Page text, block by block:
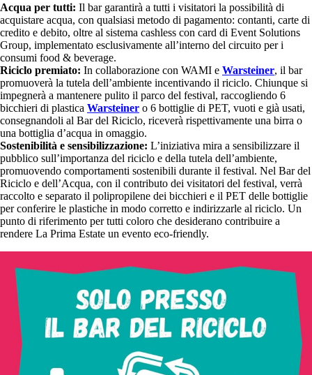
Acqua per tutti: Il bar garantirà a tutti i visitatori la possibilità di
acquistare acqua, con qualsiasi metodo di pagamento: contanti, carte di
credito e debito, oltre al sistema cashless con card di Event Solutions
Group, implementato esclusivamente all’interno del circuito per i
consumi food & beverage.
Riciclo premiato: In collaborazione con WAMI e Warsteiner, il bar
promuoverà la tutela dell’ambiente incentivando il riciclo. Chiunque si
impegnerà a mantenere pulito il parco del festival, raccogliendo 6
bicchieri di plastica Warsteiner o 6 bottiglie di PET, vuoti e già usati,
consegnandoli al Bar del Riciclo, riceverà rispettivamente una birra o
una bottiglia d’acqua in omaggio.
Sostenibilità e sensibilizzazione: L’iniziativa mira a sensibilizzare il
pubblico sull’importanza del riciclo e della tutela dell’ambiente,
promuovendo comportamenti sostenibili durante il festival. Nel Bar del
Riciclo e dell’Acqua, con il contributo dei visitatori del festival, verrà
raccolto e separato il polipropilene dei bicchieri e il PET delle bottiglie
per conferire le plastiche in modo corretto e indirizzarle al riciclo. Un
punto di riferimento per tutti coloro che desiderano contribuire a
rendere La Prima Estate un evento eco-friendly.